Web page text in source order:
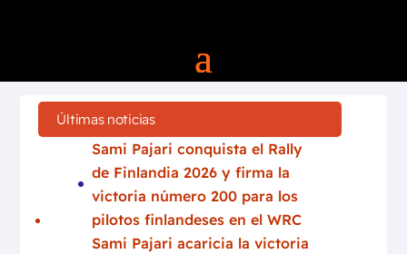
Últimas noticias
Sami Pajari conquista el Rally
de Finlandia 2026 y firma la
victoria número 200 para los
pilotos finlandeses en el WRC
Sami Pajari acaricia la victoria